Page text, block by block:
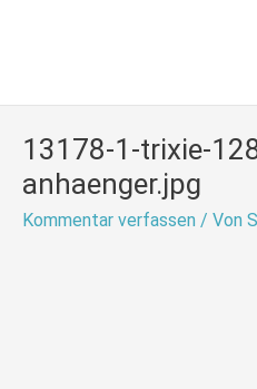
13178-1-trixie-
anhaenger.jpg
Kommentar verfassen / Von